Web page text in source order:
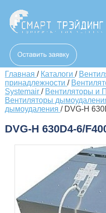
Главная / Каталоги /
принадлежности /
Systemair / Вентиляторы и
Вентиляторы
дымоудаления / DVG-H
DVG-H 630D4-6/